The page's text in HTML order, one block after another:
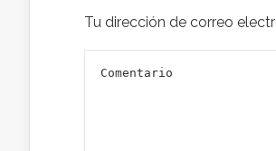
Tu dirección de correo